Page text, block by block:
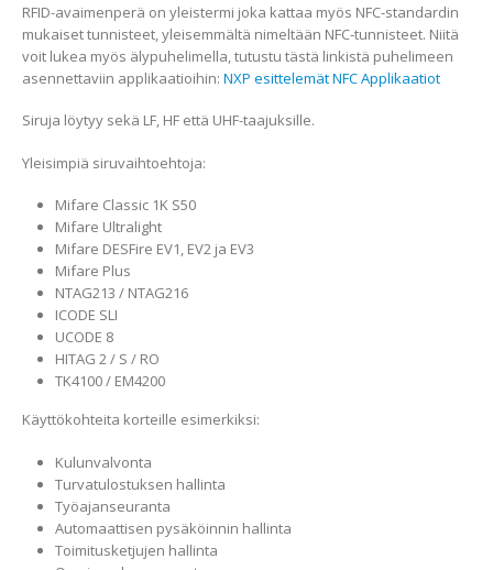
RFID-avaimenperä on yleistermi joka kattaa myös NFC-standardin
mukaiset tunnisteet, yleisemmältä nimeltään NFC-tunnisteet. Niitä
voit lukea myös älypuhelimella, tutustu tästä linkistä puhelimeen
asennettaviin applikaatioihin: NXP esittelemät NFC Applikaatiot
Siruja löytyy sekä LF, HF että UHF-taajuksille.
Yleisimpiä siruvaihtoehtoja:
Mifare Classic 1K S50
Mifare Ultralight
Mifare DESFire EV1, EV2 ja EV3
Mifare Plus
NTAG213 / NTAG216
ICODE SLI
UCODE 8
HITAG 2 / S / RO
TK4100 / EM4200
Käyttökohteita korteille esimerkiksi:
Kulunvalvonta
Turvatulostuksen hallinta
Työajanseuranta
Automaattisen pysäköinnin hallinta
Toimitusketjujen hallinta